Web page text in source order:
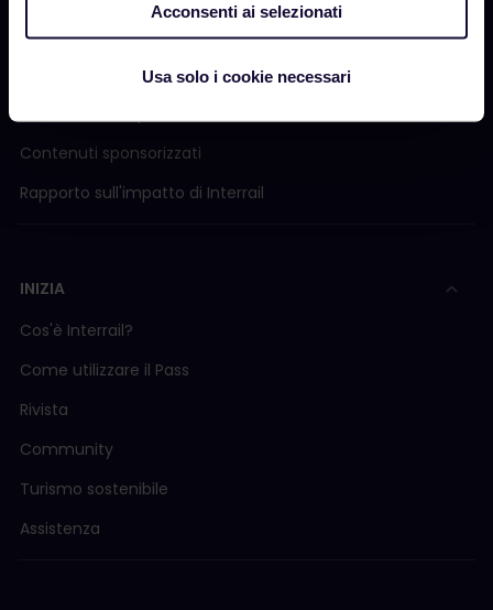
Acconsenti ai selezionati
Usa solo i cookie necessari
Opportunità di lavoro
Contenuti sponsorizzati
Rapporto sull'impatto di Interrail
INIZIA
Cos'è Interrail?
Come utilizzare il Pass
Rivista
Community
Turismo sostenibile
Assistenza